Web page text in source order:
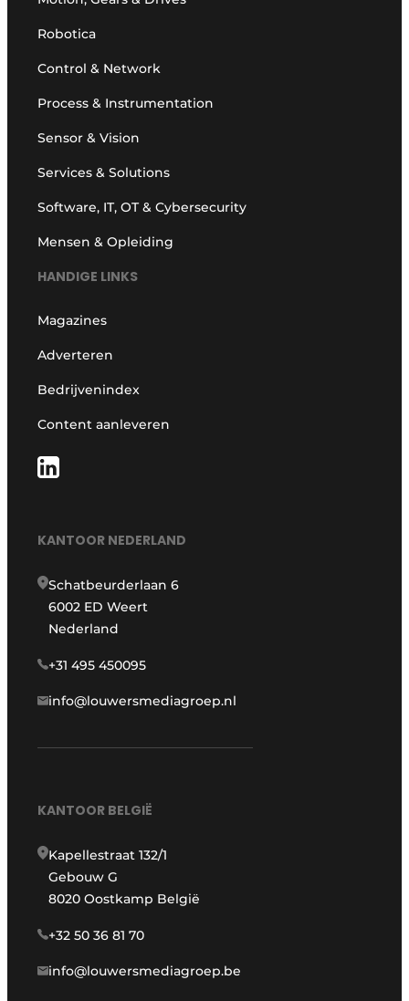
Robotica
Control & Network
Process & Instrumentation
Sensor & Vision
Services & Solutions
Software, IT, OT & Cybersecurity
Mensen & Opleiding
HANDIGE LINKS
Magazines
Adverteren
Bedrijvenindex
Content aanleveren
KANTOOR NEDERLAND
Schatbeurderlaan 6
6002 ED Weert
Nederland
+31 495 450095
info@louwersmediagroep.nl
KANTOOR BELGIË
Kapellestraat 132/1
Gebouw G
8020 Oostkamp België
+32 50 36 81 70
info@louwersmediagroep.be